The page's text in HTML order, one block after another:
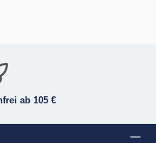
ab 105 €